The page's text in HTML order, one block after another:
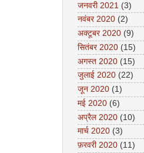
जनवरी 2021 (3)
नवंबर 2020 (2)
अक्टूबर 2020 (9)
सितंबर 2020 (15)
अगस्त 2020 (15)
जुलाई 2020 (22)
जून 2020 (1)
मई 2020 (6)
अप्रैल 2020 (10)
मार्च 2020 (3)
फ़रवरी 2020 (11)